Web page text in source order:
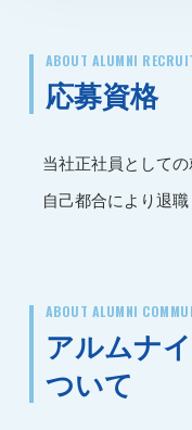
ABOUT ALUMNI
応募資格
当社正社員としての
自己都合により退職
ABOUT ALUMNI
アルムナ
ついて